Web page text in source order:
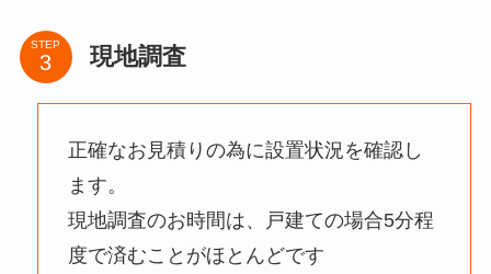
STEP 現地調査
正確なお見積りの為に設置状況を確認し
ます。
現地調査のお時間は、戸建ての場合5分程
度で済むことがほとんどです